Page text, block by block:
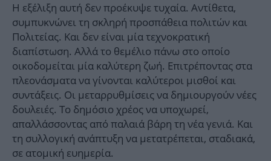
Η εξέλιξη αυτή δεν προέκυψε τυχαία. Αντίθετα,
συμπυκνώνει τη σκληρή προσπάθεια πολιτών και
Πολιτείας. Και δεν είναι μία τεχνοκρατική
διαπίστωση. Αλλά το θεμέλιο πάνω στο οποίο
οικοδομείται μία καλύτερη ζωή. Επιτρέποντας στα
πλεονάσματα να γίνονται καλύτεροι μισθοί και
συντάξεις. Οι μεταρρυθμίσεις να δημιουργούν νέες
δουλειές. Το δημόσιο χρέος να υποχωρεί,
απαλλάσσοντας από παλαιά βάρη τη νέα γενιά. Και
τη συλλογική ανάπτυξη να μετατρέπεται, σταδιακά,
σε ατομική ευημερία.